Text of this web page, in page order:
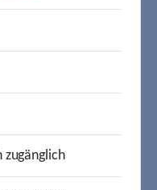
zugänglich